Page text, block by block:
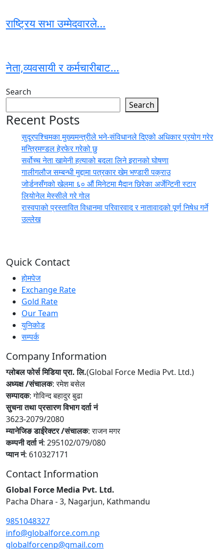
राष्ट्रिय सभा उम्मेदवारले...
नेता,व्यवसायी र कर्मचारीबाट...
Search
Search
Recent Posts
सुदूरपश्चिमका मुख्यमन्त्रीले भने-संविधानले दिएको अधिकार प्रयोग गरेर
मन्त्रिमण्डल हेरफेर गरेको छु
सर्वोच्च नेता खामेनी हत्याको बदला लिने इरानको घोषणा
गालीगलौज सम्बन्धी मुद्दामा पत्रकार खेम भण्डारी पक्राउ
जोर्डनसँगको खेलमा ६० औं मिनेटमा मैदान छिरेका अर्जेन्टिनी स्टार
लियोनेल मेस्सीले गरे गोल
रास्वपाको प्रस्तावित विधानमा परिवारवाद र नातावादको पूर्ण निषेध गर्ने
उल्लेख
Quick Contact
होमपेज
Exchange Rate
Gold Rate
Our Team
युनिकोड
सम्पर्क
Company Information
ग्लोबल फोर्स मिडिया प्रा. लि.(Global Force Media Pvt. Ltd.)
अध्यक्ष /संचालक: रमेश बसेल
सम्पादक: गोविन्द बहादुर बुढा
सुचना तथा प्रसारण विभाग दर्ता नं
3623-2079/2080
म्यानेजिङ डाईरेक्टर /संचालक: राजन मगर
कम्पनी दर्ता नं: 295102/079/080
प्यान नं: 610327171
Contact Information
Global Force Media Pvt. Ltd.
Pacha Dhara - 3, Nagarjun, Kathmandu
9851048327
info@globalforce.com.np
globalforcenp@gmail.com